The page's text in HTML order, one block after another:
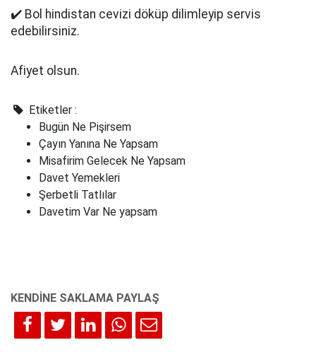
✔️ Bol hindistan cevizi döküp dilimleyip servis
edebilirsiniz.
Afiyet olsun.
Etiketler :
Bugün Ne Pişirsem
Çayın Yanına Ne Yapsam
Misafirim Gelecek Ne Yapsam
Davet Yemekleri
Şerbetli Tatlılar
Davetim Var Ne yapsam